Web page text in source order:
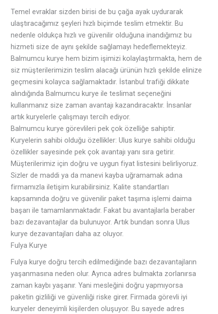
Temel evraklar sizden birisi de bu çağa ayak uydurarak
ulaştıracağımız şeyleri hızlı biçimde teslim etmektir. Bu
nedenle oldukça hızlı ve güvenilir olduğuna inandığımız bu
hizmeti size de aynı şekilde sağlamayı hedeflemekteyiz.
Balmumcu kurye hem bizim işimizi kolaylaştırmakta, hem de
siz müşterilerimizin teslim alacağı ürünün hızlı şekilde elinize
geçmesini kolayca sağlamaktadır. İstanbul trafiği dikkate
alındığında Balmumcu kurye ile teslimat seçeneğini
kullanmanız size zaman avantajı kazandıracaktır. İnsanlar
artık kuryelerle çalışmayı tercih ediyor.
Balmumcu kurye görevlileri pek çok özelliğe sahiptir.
Kuryelerin sahibi olduğu özellikler: Ulus kurye sahibi olduğu
özellikler sayesinde pek çok avantajı yanı sıra getirir.
Müşterilerimiz için doğru ve uygun fiyat listesini belirliyoruz.
Sizler de maddi ya da manevi kayba uğramamak adına
firmamızla iletişim kurabilirsiniz. Kalite standartları
kapsamında doğru ve güvenilir paket taşıma işlemi daima
başarı ile tamamlanmaktadır. Fakat bu avantajlarla beraber
bazı dezavantajlar da bulunuyor. Artık bundan sonra Ulus
kurye dezavantajları daha az oluyor.
Fulya Kurye
Fulya kurye doğru tercih edilmediğinde bazı dezavantajların
yaşanmasına neden olur. Ayrıca adres bulmakta zorlanırsa
zaman kaybı yaşanır. Yani mesleğini doğru yapmıyorsa
paketin gizliliği ve güvenliği riske girer. Firmada görevli iyi
kuryeler deneyimli kişilerden oluşuyor. Bu sayede adres